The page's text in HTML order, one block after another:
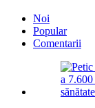
Noi
Popular
Comentarii